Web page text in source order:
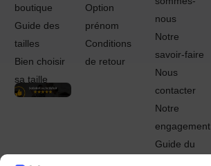
boutique
Guide des
tailles
Bien choisir
sa taille
Option
prénom
Conditions
de retour
nous
Notre
savoir-faire
Nous
contacter
Notre
engagement
Guide du